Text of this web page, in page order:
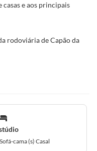
e aos principais
rodoviária de Capão da
cama (s) Casal